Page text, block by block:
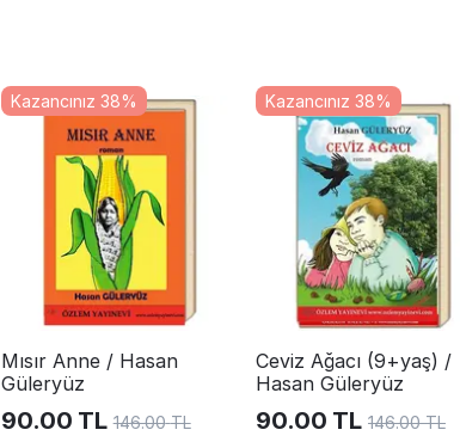
Kazancınız 38%
Mısır Anne / Hasan
Güleryüz
90.00 TL 146.00 TL
Kazancınız 38%
Ceviz Ağacı (9+yaş) /
Hasan Güleryüz
90.00 TL 146.00 TL